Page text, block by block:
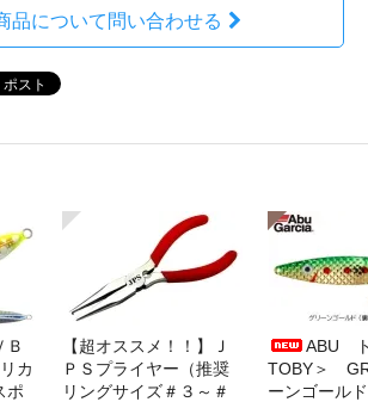
品について問い合わせる
Ｂ
カ
ポ
【超オススメ！！】Ｊ
ＰＳプライヤー（推奨
リングサイズ＃３～＃
ABU
TOBY＞
ーンゴールド